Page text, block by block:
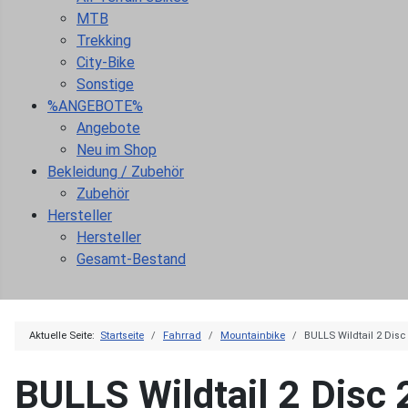
MTB
Trekking
City-Bike
Sonstige
%ANGEBOTE%
Angebote
Neu im Shop
Bekleidung / Zubehör
Zubehör
Hersteller
Hersteller
Gesamt-Bestand
Aktuelle Seite: Startseite Fahrrad Mountainbike BULLS Wildtail 2 Disc
BULLS Wildtail 2 Disc